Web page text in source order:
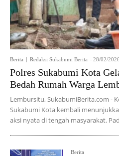
Berita Redaksi Sukabumi Berita - 28/02/2026
Polres Sukabumi Kota
Bedah Rumah Warga
Lembursitu, SukabumiBerita.com -
Sukabumi Kota kembali
aksi nyata di tengah masyarakat.
Berita